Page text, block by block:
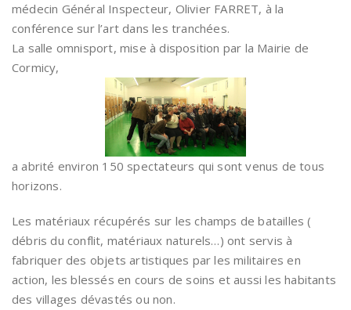
médecin Général Inspecteur, Olivier FARRET, à la
conférence sur l’art dans les tranchées.
La salle omnisport, mise à disposition par la Mairie de
Cormicy,
a abrité environ 150 spectateurs qui sont venus de tous
horizons.
Les matériaux récupérés sur les champs de batailles (
débris du conflit, matériaux naturels…) ont servis à
fabriquer des objets artistiques par les militaires en
action, les blessés en cours de soins et aussi les habitants
des villages dévastés ou non.